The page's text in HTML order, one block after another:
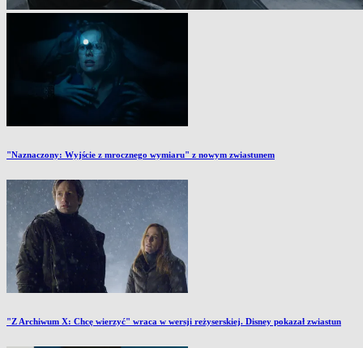
"Naznaczony: Wyjście z mrocznego wymiaru" z nowym zwiastunem
"Z Archiwum X: Chcę wierzyć" wraca w wersji reżyserskiej. Disney pokazał zwiastun